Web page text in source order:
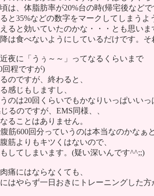
は、体脂肪率が20%台の時(帰宅後など
と35%などの数字をマークしてしまうよ
ると効いていたのかな・・・とも思いま
は食べないようにしているだけです。
夜に「うぅ～～」ってなるくらいまで
回程ですが)
のですが、終わると、
感じもしますし、
のは20回くらいでもかなりいっぱいい
るのですが、EMS同様、、
ることはありません。
筋600回分っていうのは本当なのかなぁ
筋よりもキツくはないので、
してしまいます。(疑い深いんです^^;;)
痛にはならなくても、
はやらず一日おきにトレーニングした